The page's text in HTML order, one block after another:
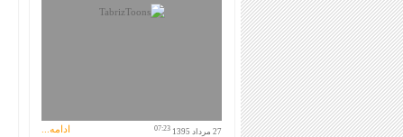
27 مرداد 1395 07:23 ادامه...